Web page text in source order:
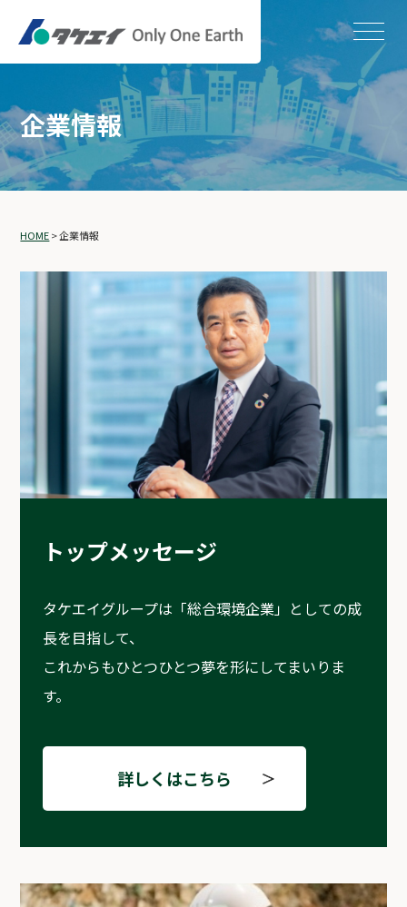
企業情報
HOME>企業情報
トップメッセージ
タケエイグループは「総合環境企業」としての成
長を目指して、
これからもひとつひとつ夢を形にしてまいりま
す。
詳しくはこちら